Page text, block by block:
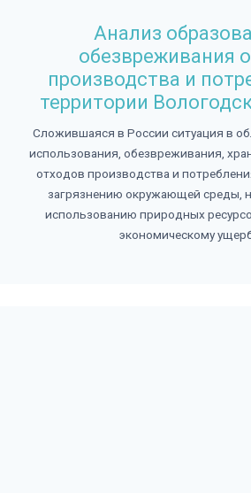
Анализ
обезвреживания
производства и
территории
Сложившаяся в России ситуация в
использования, обезвреживания,
отходов производства и
загрязнению окружающей среды,
использованию природных
экономическому